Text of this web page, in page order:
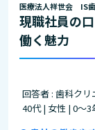
医療法人祥世会 IS
現職社員の
働く魅力
回答者 : 歯科クリ
40代 | 女性 | 0～3